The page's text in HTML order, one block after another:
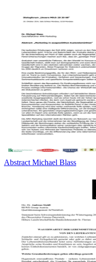
Abstract Michael Blass